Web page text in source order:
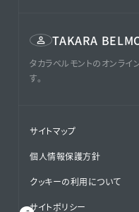
TAKARA
タカラベルモントのオンラ
す。
サイトマップ
個人情報保護方針
クッキーの利用について
サイトポリシー